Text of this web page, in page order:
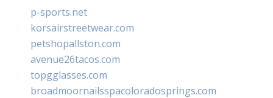
p-sports.net
korsairstreetwear.com
petshopallston.com
avenue26tacos.com
topgglasses.com
broadmoornailsspacoloradosprings.com